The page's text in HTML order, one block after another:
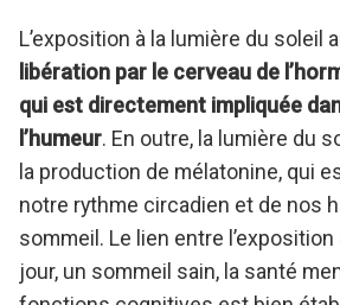
L’exposition à la lumière du soleil
libération par le cerveau de
qui est directement impliquée
l’humeur. En outre, la lumière du
la production de mélatonine, qui
notre rythme circadien et de nos
sommeil. Le lien entre l’exposition
jour, un sommeil sain, la santé